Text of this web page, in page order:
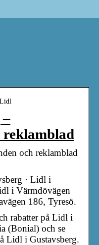
och reklamblad
· Lidl i
i Värmdövägen
186, Tyresö.
rabatter på Lidl i
(Bonial) och se
Lidl i Gustavsberg.